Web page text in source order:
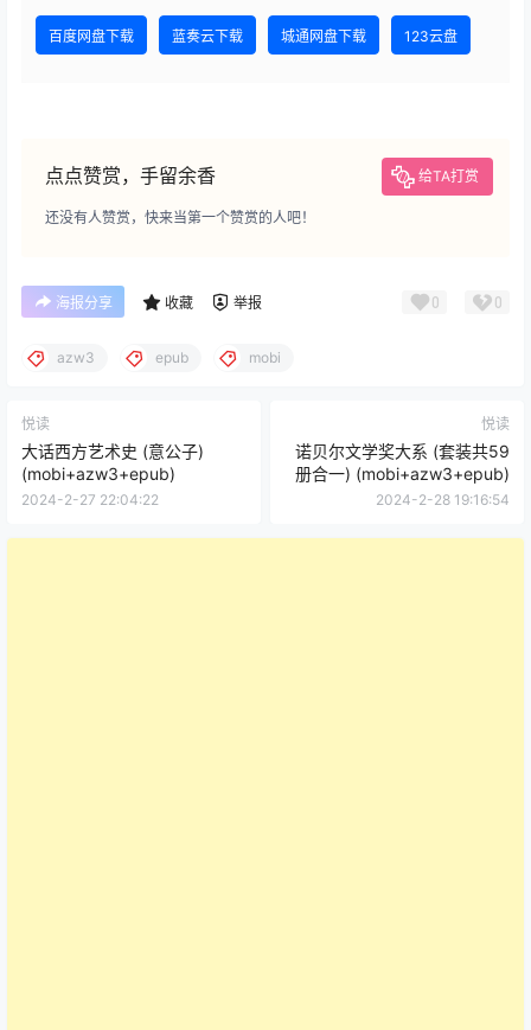
百度网盘下载 蓝奏云下载 城通网盘下载 123云盘
点点赞赏，手留余香 给TA打赏
还没有人赞赏，快来当第一个赞赏的人吧！
海报分享 收藏 举报 0 0
azw3 epub mobi
悦读
大话西方艺术史 (意公子)
(mobi+azw3+epub)
2024-2-27 22:04:22
悦读
诺贝尔文学奖大系 (套装共59
册合一) (mobi+azw3+epub)
2024-2-28 19:16:54